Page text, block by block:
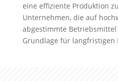
eine effiziente Produktion
Unternehmen, die auf
abgestimmte
Grundlage für langfristigen